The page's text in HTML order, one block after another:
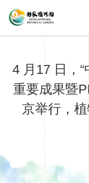
4 月17 日，
重要成果暨
京举行，